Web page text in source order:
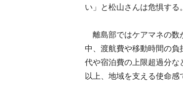
い」と松山さんは危惧する。
離島部ではケアマネの数
中、渡航費や移動時間の負
代や宿泊費の上限超過分な
以上、地域を支える使命感